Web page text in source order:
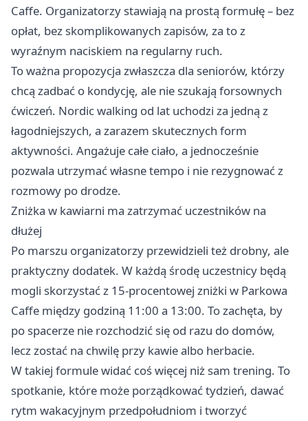
Caffe. Organizatorzy stawiają na prostą formułę – bez
opłat, bez skomplikowanych zapisów, za to z
wyraźnym naciskiem na regularny ruch.
To ważna propozycja zwłaszcza dla seniorów, którzy
chcą zadbać o kondycję, ale nie szukają forsownych
ćwiczeń. Nordic walking od lat uchodzi za jedną z
łagodniejszych, a zarazem skutecznych form
aktywności. Angażuje całe ciało, a jednocześnie
pozwala utrzymać własne tempo i nie rezygnować z
rozmowy po drodze.
Zniżka w kawiarni ma zatrzymać uczestników na
dłużej
Po marszu organizatorzy przewidzieli też drobny, ale
praktyczny dodatek. W każdą środę uczestnicy będą
mogli skorzystać z 15-procentowej zniżki w Parkowa
Caffe między godziną 11:00 a 13:00. To zachęta, by
po spacerze nie rozchodzić się od razu do domów,
lecz zostać na chwilę przy kawie albo herbacie.
W takiej formule widać coś więcej niż sam trening. To
spotkanie, które może porządkować tydzień, dawać
rytm wakacyjnym przedpołudniom i tworzyć